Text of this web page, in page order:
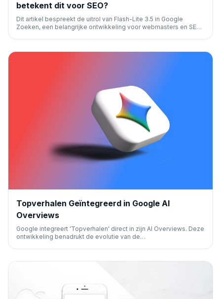
betekent dit voor SEO?
Dit artikel bespreekt de uitrol van Flash-Lite 3.5 in Google
Zoeken, een belangrijke ontwikkeling voor webmasters en SEO-
contentstrategieën.
Topverhalen Geïntegreerd in Google AI
Overviews
Google integreert 'Topverhalen' direct in zijn AI Overviews. Deze
ontwikkeling benadrukt de evolutie van de